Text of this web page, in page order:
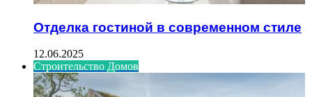
Отделка гостиной в современном стиле
12.06.2025
Строительство Домов